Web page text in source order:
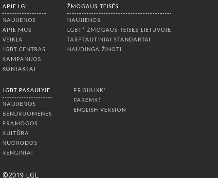
APIE LGL
NAUJIENOS
APIE MUS
VEIKLA
LGBT CENTRAS
KAMPANIJOS
KONTAKTAI
ŽMOGAUS TEISĖS
NAUJIENOS
LGBT* ŽMOGAUS TEISĖS LIETUVOJE
TARPTAUTINIAI STANDARTAI
NAUDINGA ŽINOTI
LGBT PASAULYJE
NAUJIENOS
BENDRUOMENĖS
PRAMOGOS
KULTŪRA
NUORODOS
RENGINIAI
PRISIJUNK!
PAREMK!
ENGLISH VERSION
©2019 LGL